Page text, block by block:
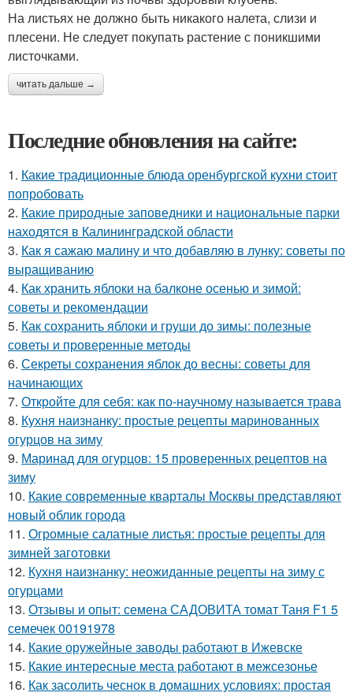
На листьях не должно быть никакого налета, слизи и
плесени. Не следует покупать растение с поникшими
листочками.
читать дальше →
Последние обновления на сайте:
1. Какие традиционные блюда оренбургской кухни стоит
попробовать
2. Какие природные заповедники и национальные парки
находятся в Калининградской области
3. Как я сажаю малину и что добавляю в лунку: советы по
выращиванию
4. Как хранить яблоки на балконе осенью и зимой:
советы и рекомендации
5. Как сохранить яблоки и груши до зимы: полезные
советы и проверенные методы
6. Секреты сохранения яблок до весны: советы для
начинающих
7. Откройте для себя: как по-научному называется трава
8. Кухня наизнанку: простые рецепты маринованных
огурцов на зиму
9. Маринад для огурцов: 15 проверенных рецептов на
зиму
10. Какие современные кварталы Москвы представляют
новый облик города
11. Огромные салатные листья: простые рецепты для
зимней заготовки
12. Кухня наизнанку: неожиданные рецепты на зиму с
огурцами
13. Отзывы и опыт: семена САДОВИТА томат Таня F1 5
семечек 00191978
14. Какие оружейные заводы работают в Ижевске
15. Какие интересные места работают в межсезонье
16. Как засолить чеснок в домашних условиях: простая